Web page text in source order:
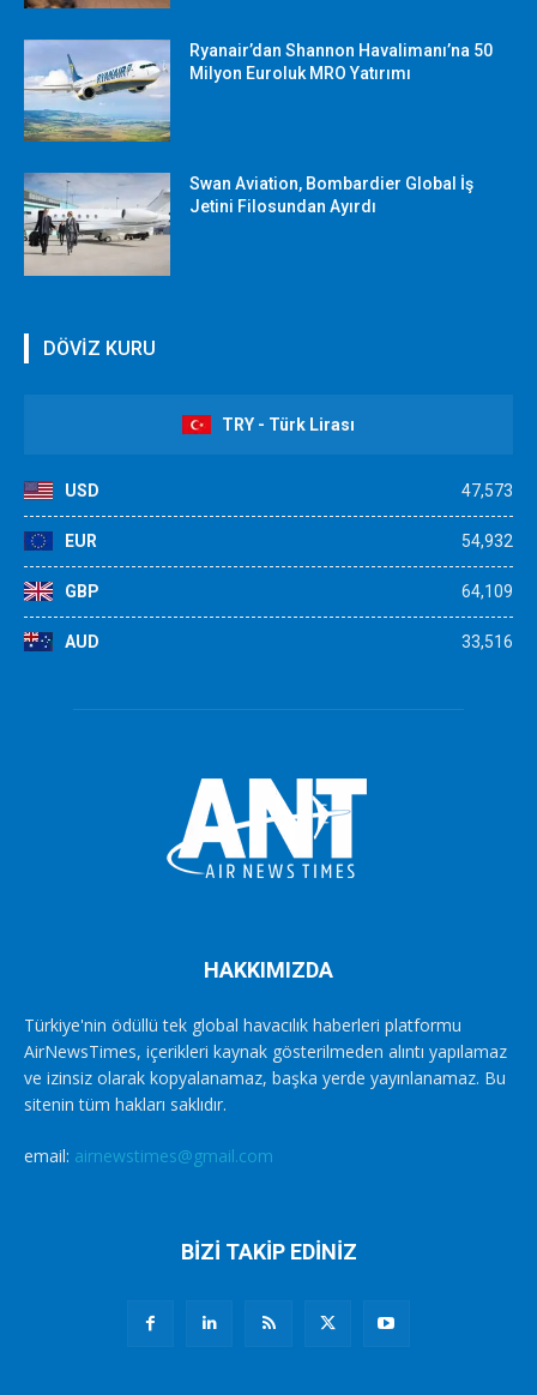
Ryanair’dan Shannon Havalimanı’na 50
Milyon Euroluk MRO Yatırımı
Swan Aviation, Bombardier Global İş
Jetini Filosundan Ayırdı
DÖVİZ KURU
TRY - Türk Lirası
USD 47,573
EUR 54,932
GBP 64,109
AUD 33,516
HAKKIMIZDA
Türkiye'nin ödüllü tek global havacılık haberleri platformu
AirNewsTimes, içerikleri kaynak gösterilmeden alıntı yapılamaz
ve izinsiz olarak kopyalanamaz, başka yerde yayınlanamaz. Bu
sitenin tüm hakları saklıdır.
email: airnewstimes@gmail.com
BİZİ TAKİP EDİNİZ